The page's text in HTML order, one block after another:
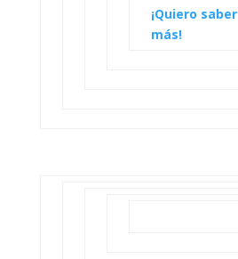
¡Quiero saber
más!